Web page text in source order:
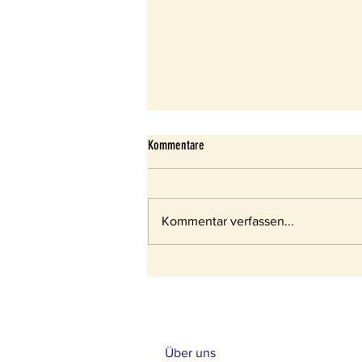
Anlegen eines Bienen-Gartens
Kommentare
Kommentar verfassen...
Über uns